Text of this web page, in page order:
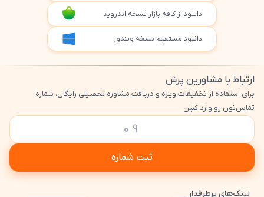
دانلود از کافه بازار نسخه اندروید
دانلود مستقیم نسخه ویندوز
ارتباط با مشاورین پرش
برای استفاده از تخفیفات ویژه و دریافت مشاوره تحصیلی رایگان، شماره
تماس‌تون رو وارد کنین
ثبت شماره
لینک‌های پرطرفدار